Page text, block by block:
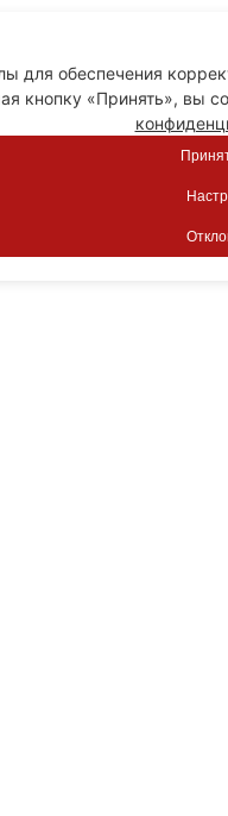
для обеспечения
кнопку «Принять», вы